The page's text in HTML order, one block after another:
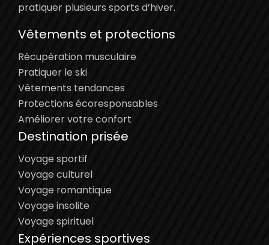
pratiquer plusieurs sports d’hiver.
Vêtements et protections
Récupération musculaire
Pratiquer le ski
Vêtements tendances
Protections écoresponsables
Améliorer votre confort
Destination prisée
Voyage sportif
Voyage culturel
Voyage romantique
Voyage insolite
Voyage spirituel
Expériences sportives